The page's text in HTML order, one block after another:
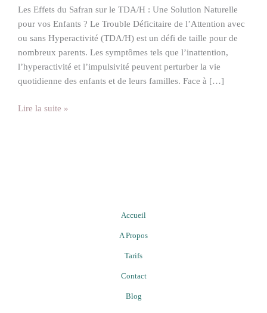
Les Effets du Safran sur le TDA/H : Une Solution Naturelle
pour vos Enfants ? Le Trouble Déficitaire de l’Attention avec
ou sans Hyperactivité (TDA/H) est un défi de taille pour de
nombreux parents. Les symptômes tels que l’inattention,
l’hyperactivité et l’impulsivité peuvent perturber la vie
quotidienne des enfants et de leurs familles. Face à […]
Lire la suite »
Accueil
A Propos
Tarifs
Contact
Blog